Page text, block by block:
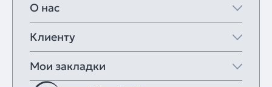
О нас
Клиенту
Мои закладки